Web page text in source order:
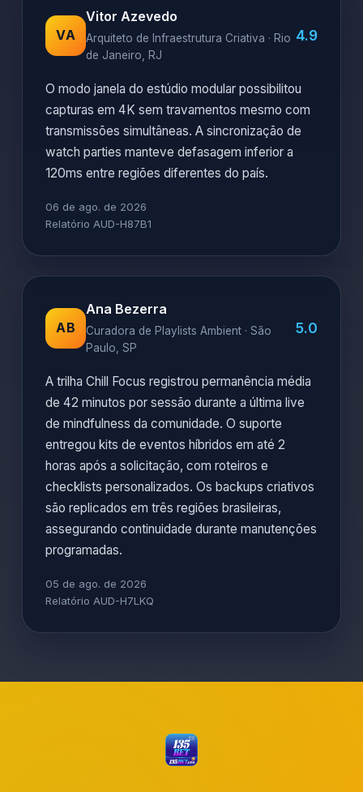
VA
Vitor Azevedo
Arquiteto de Infraestrutura Criativa · Rio
de Janeiro, RJ
4.9
O modo janela do estúdio modular possibilitou
capturas em 4K sem travamentos mesmo com
transmissões simultâneas. A sincronização de
watch parties manteve defasagem inferior a
120ms entre regiões diferentes do país.
06 de ago. de 2026
Relatório AUD-H87B1
AB
Ana Bezerra
Curadora de Playlists Ambient · São
Paulo, SP
5.0
A trilha Chill Focus registrou permanência média
de 42 minutos por sessão durante a última live
de mindfulness da comunidade. O suporte
entregou kits de eventos híbridos em até 2
horas após a solicitação, com roteiros e
checklists personalizados. Os backups criativos
são replicados em três regiões brasileiras,
assegurando continuidade durante manutenções
programadas.
05 de ago. de 2026
Relatório AUD-H7LKQ